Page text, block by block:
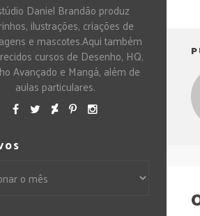
Daniel Brandão produz
ilustrações, criações de
e mascotes.Aqui também
cursos de Desenho, HQ,
Avançado e Mangá, além de
aulas particulares.